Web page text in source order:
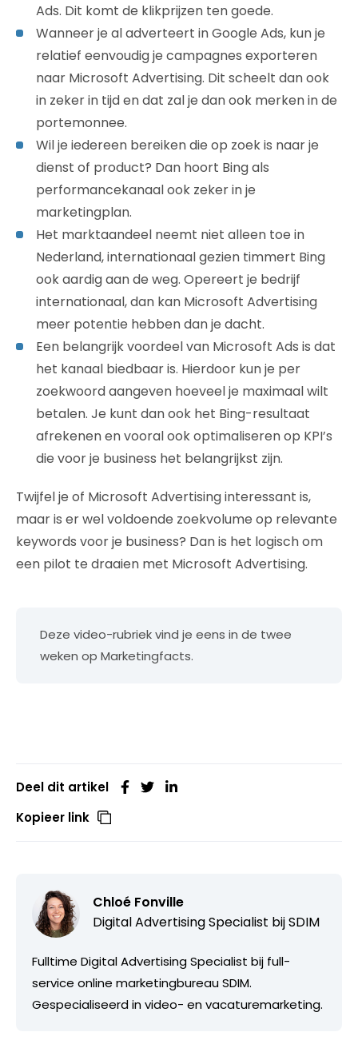
Ads. Dit komt de klikprijzen ten goede.
Wanneer je al adverteert in Google Ads, kun je
relatief eenvoudig je campagnes exporteren
naar Microsoft Advertising. Dit scheelt dan ook
in zeker in tijd en dat zal je dan ook merken in de
portemonnee.
Wil je iedereen bereiken die op zoek is naar je
dienst of product? Dan hoort Bing als
performancekanaal ook zeker in je
marketingplan.
Het marktaandeel neemt niet alleen toe in
Nederland, internationaal gezien timmert Bing
ook aardig aan de weg. Opereert je bedrijf
internationaal, dan kan Microsoft Advertising
meer potentie hebben dan je dacht.
Een belangrijk voordeel van Microsoft Ads is dat
het kanaal biedbaar is. Hierdoor kun je per
zoekwoord aangeven hoeveel je maximaal wilt
betalen. Je kunt dan ook het Bing-resultaat
afrekenen en vooral ook optimaliseren op KPI’s
die voor je business het belangrijkst zijn.
Twijfel je of Microsoft Advertising interessant is,
maar is er wel voldoende zoekvolume op relevante
keywords voor je business? Dan is het logisch om
een pilot te draaien met Microsoft Advertising.
Deze video-rubriek vind je eens in de twee
weken op Marketingfacts.
Deel dit artikel
Kopieer link
Chloé Fonville
Digital Advertising Specialist bijSDIM
Fulltime Digital Advertising Specialist bij full-
service online marketingbureau SDIM.
Gespecialiseerd in video- en vacaturemarketing.